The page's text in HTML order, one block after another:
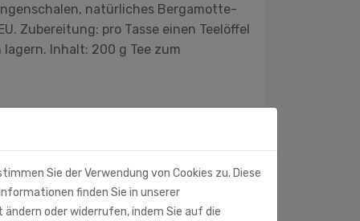
natürliches Bergamotte-
Zubereitung: pro Tasse einen Teelöffel
Inhalt: 200 g Tee zum
Sie der Verwendung von Cookies zu. Diese
finden Sie in unserer
oder widerrufen, indem Sie auf die